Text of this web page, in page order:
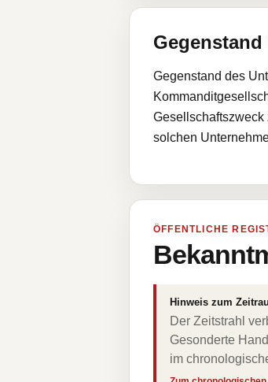
Gegenstand des
solchen
ÖFFENTLICHE
Hinweis zum
Der Zeitstrahl
Gesonderte
im